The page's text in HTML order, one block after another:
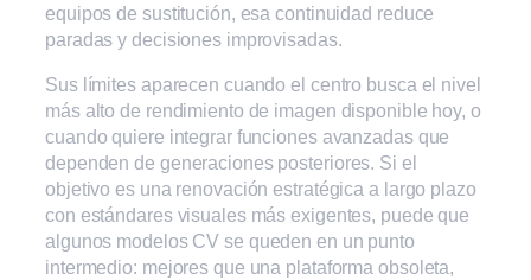
equipos de sustitución, esa continuidad reduce
paradas y decisiones improvisadas.
Sus límites aparecen cuando el centro busca el nivel
más alto de rendimiento de imagen disponible hoy, o
cuando quiere integrar funciones avanzadas que
dependen de generaciones posteriores. Si el
objetivo es una renovación estratégica a largo plazo
con estándares visuales más exigentes, puede que
algunos modelos CV se queden en un punto
intermedio: mejores que una plataforma obsoleta,